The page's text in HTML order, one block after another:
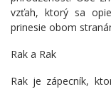
vzťah, ktorý sa
prinesie obom
Rak a Rak
Rak je zápecník,